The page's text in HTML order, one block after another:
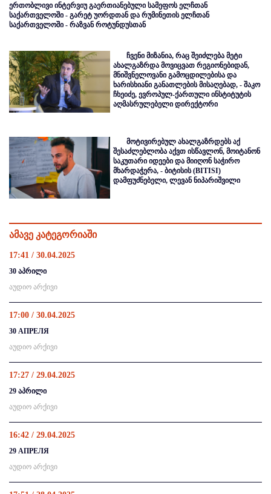
ერთობლივი ინტერვიუ გაერთიანებული სამეფოს ელჩთან
საქართველოში - გარეტ უორდთან და რუმინეთის ელჩთან
საქართველოში - რაზვან როტუნდუსთან
ჩვენი მიზანია, რაც შეიძლება მეტი
ახალგაზრდა მოვიცვათ რეგიონებიდან,
მნიშვნელოვანი გამოცდილებისა და
ხარისხიანი განათლების მისაღებად, - შაკო
ჩხეიძე, ევროპულ-ქართული ინსტიტუტის
აღმასრულებელი დირექტორი
მოტივირებულ ახალგაზრდებს აქ
შესაძლებლობა აქვთ ისწავლონ, მოიტანონ
საკუთარი იდეები და მიიღონ საჭირო
მხარდაჭერა, - ბიტისის (BITISI)
დამფუძნებელი, ლევან ნიპარიშვილი
ამავე კატეგორიაში
17:41 / 30.04.2025
30 აპრილი
აუდიო არქივი
17:00 / 30.04.2025
30 АПРЕЛЯ
აუდიო არქივი
17:27 / 29.04.2025
29 აპრილი
აუდიო არქივი
16:42 / 29.04.2025
29 АПРЕЛЯ
აუდიო არქივი